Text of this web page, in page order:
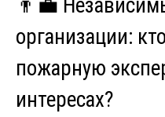
👨‍💼
организации:
пожарную
интересах?